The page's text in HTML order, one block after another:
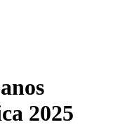
2025